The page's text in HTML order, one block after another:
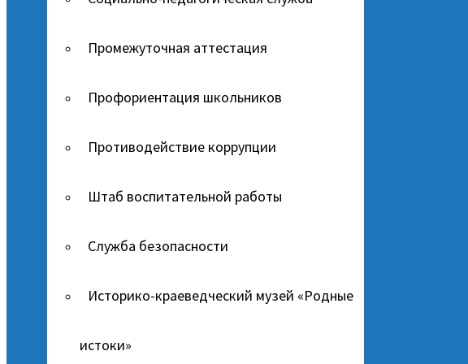
Промежуточная аттестация
Профориентация школьников
Противодействие коррупции
Штаб воспитательной работы
Служба безопасности
Историко-краеведческий музей «Родные
истоки»